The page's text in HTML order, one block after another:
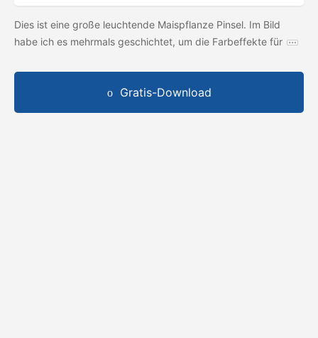
Dies ist eine große leuchtende Maispflanze Pinsel. Im Bild
habe ich es mehrmals geschichtet, um die Farbeffekte für
Gratis-Download